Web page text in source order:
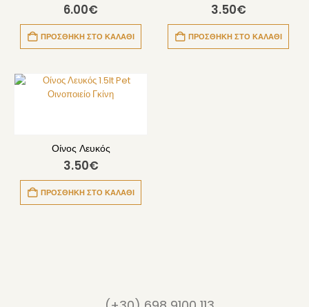
6.00€
ΠΡΟΣΘΉΚΗ ΣΤΟ ΚΑΛΆΘΙ
3.50€
ΠΡΟΣΘΉΚΗ ΣΤΟ ΚΑΛΆΘΙ
Οίνος Λευκός
3.50€
ΠΡΟΣΘΉΚΗ ΣΤΟ ΚΑΛΆΘΙ